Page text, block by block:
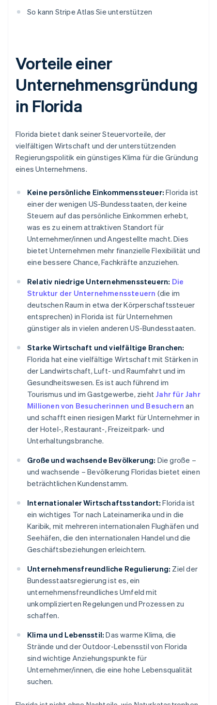
So kann Stripe Atlas Sie unterstützen
Vorteile einer
Unternehmensgründung
in Florida
Florida bietet dank seiner Steuervorteile, der
vielfältigen Wirtschaft und der unterstützenden
Regierungspolitik ein günstiges Klima für die Gründung
eines Unternehmens.
Keine persönliche Einkommenssteuer: Florida ist
einer der wenigen US-Bundesstaaten, der keine
Steuern auf das persönliche Einkommen erhebt,
was es zu einem attraktiven Standort für
Unternehmer/innen und Angestellte macht. Dies
bietet Unternehmen mehr finanzielle Flexibilität und
eine bessere Chance, Fachkräfte anzuziehen.
Relativ niedrige Unternehmenssteuern: Die
Struktur der Unternehmenssteuern (die im
deutschen Raum in etwa der Körperschaftssteuer
entsprechen) in Florida ist für Unternehmen
günstiger als in vielen anderen US-Bundesstaaten.
Starke Wirtschaft und vielfältige Branchen:
Florida hat eine vielfältige Wirtschaft mit Stärken in
der Landwirtschaft, Luft- und Raumfahrt und im
Gesundheitswesen. Es ist auch führend im
Tourismus und im Gastgewerbe, zieht Jahr für Jahr
Millionen von Besucherinnen und Besuchern an
und schafft einen riesigen Markt für Unternehmer in
der Hotel-, Restaurant-, Freizeitpark- und
Unterhaltungsbranche.
Große und wachsende Bevölkerung: Die große –
und wachsende – Bevölkerung Floridas bietet einen
beträchtlichen Kundenstamm.
Internationaler Wirtschaftsstandort: Florida ist
ein wichtiges Tor nach Lateinamerika und in die
Karibik, mit mehreren internationalen Flughäfen und
Seehäfen, die den internationalen Handel und die
Geschäftsbeziehungen erleichtern.
Unternehmensfreundliche Regulierung: Ziel der
Bundesstaatsregierung ist es, ein
unternehmensfreundliches Umfeld mit
unkomplizierten Regelungen und Prozessen zu
schaffen.
Klima und Lebensstil: Das warme Klima, die
Strände und der Outdoor-Lebensstil von Florida
sind wichtige Anziehungspunkte für
Unternehmer/innen, die eine hohe Lebensqualität
suchen.